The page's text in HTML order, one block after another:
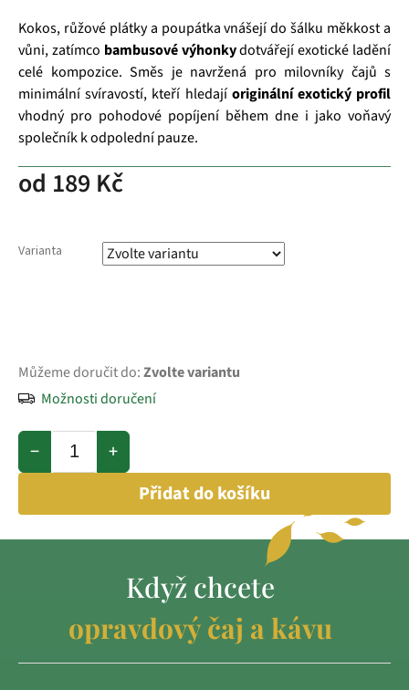
od 189 Kč
Varianta
Můžeme doručit do:Zvolte variantu
Možnosti doručení
+
−
Přidat do košíku
Kokos, růžové plátky a poupátka vnášejí do šálku měkkost a
vůni, zatímco bambusové výhonkydotvářejí exotické ladění
celé kompozice. Směs je navržená pro milovníky čajů s
minimální svíravostí, kteří hledají originální exotický profil
vhodný pro pohodové popíjení během dne i jako voňavý
společník k odpolední pauze.
Když chcete
opravdový čaj a kávu